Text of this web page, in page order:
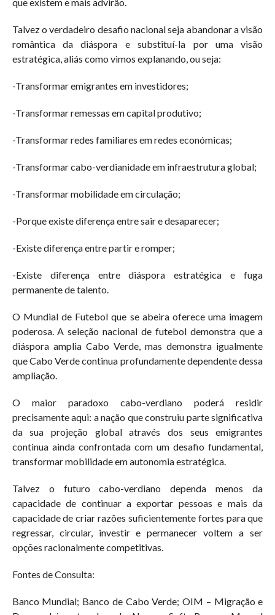
Talvez o verdadeiro desafio nacional seja abandonar a visão
romântica da diáspora e substituí-la por uma visão
estratégica, aliás como vimos explanando, ou seja:
-Transformar emigrantes em investidores;
-Transformar remessas em capital produtivo;
-Transformar redes familiares em redes económicas;
-Transformar cabo-verdianidade em infraestrutura global;
-Transformar mobilidade em circulação;
-Porque existe diferença entre sair e desaparecer;
-Existe diferença entre partir e romper;
-Existe diferença entre diáspora estratégica e fuga
permanente de talento.
O Mundial de Futebol que se abeira oferece uma imagem
poderosa. A seleção nacional de futebol demonstra que a
diáspora amplia Cabo Verde, mas demonstra igualmente
que Cabo Verde continua profundamente dependente dessa
ampliação.
O maior paradoxo cabo-verdiano poderá residir
precisamente aqui: a nação que construiu parte significativa
da sua projeção global através dos seus emigrantes
continua ainda confrontada com um desafio fundamental,
transformar mobilidade em autonomia estratégica.
Talvez o futuro cabo-verdiano dependa menos da
capacidade de continuar a exportar pessoas e mais da
capacidade de criar razões suficientemente fortes para que
regressar, circular, investir e permanecer voltem a ser
opções racionalmente competitivas.
Fontes de Consulta:
Banco Mundial; Banco de Cabo Verde; OIM – Migração e